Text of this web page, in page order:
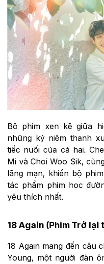
Bộ phim xen kẽ giữa
những kỷ niệm thanh
tiếc nuối của cả hai.
Mi và Choi Woo Sik,
lãng mạn, khiến bộ
tác phẩm phim học
yêu thích nhất.
18 Again (Phim Trở lại
18 Again mang đến câu
Young, một người đàn